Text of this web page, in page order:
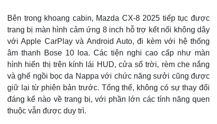
Bên trong khoang cabin, Mazda CX-8 2025 tiếp tục được
trang bị màn hình cảm ứng 8 inch hỗ trợ kết nối không dây
với Apple CarPlay và Android Auto, đi kèm với hệ thống
âm thanh Bose 10 loa. Các tiện nghi cao cấp như màn
hình hiển thị trên kính lái HUD, cửa sổ trời, rèm che nắng
và ghế ngồi bọc da Nappa với chức năng sưởi cũng được
giữ lại từ phiên bản trước. Tổng thể, không có sự thay đổi
đáng kể nào về trang bị, với phần lớn các tính năng quen
thuộc vẫn được duy trì.